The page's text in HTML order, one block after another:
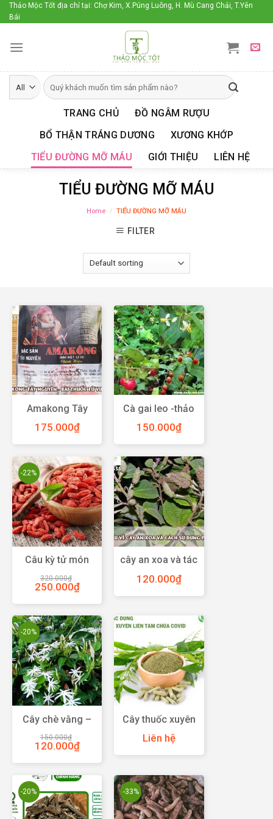
Skip
to
Thảo Mộc Tốt địa chỉ tại: Chợ Kim, X.Púng Luông, H. Mù Cang Chải, T.Yên
Bái
TRANG CHỦ
ĐỒ NGÂM RƯỢU
BỔ THẬN TRÁNG DƯƠNG
XƯƠNG KHỚP
TIỂU ĐƯỜNG MỠ MÁU
GIỚI THIỆU LIÊN HỆ
TIỂU ĐƯỜNG MỠ MÁU
Home / TIỂU ĐƯỜNG MỠ MÁU
FILTER
Amakong Tây
Nguyên – Bài
thuốc từ vua voi
175.000₫
Cà gai leo -thảo
mộc cho người
bệnh gan
150.000₫
-22%
Câu kỳ tử món
khỏe
320.000₫
250.000₫
cây an xoa và tác
dụng tuyệt vời
cho bệnh gan
120.000₫
-20%
Cây chè vằng –
sử dụng, giá chè
150.000₫
120.000₫
Cây thuốc xuyên
liên tâm hỗ trợ
phòng chữa
covid
Liên hệ
-20% -33%